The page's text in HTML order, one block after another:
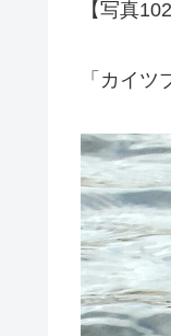
【写真102
「カイ